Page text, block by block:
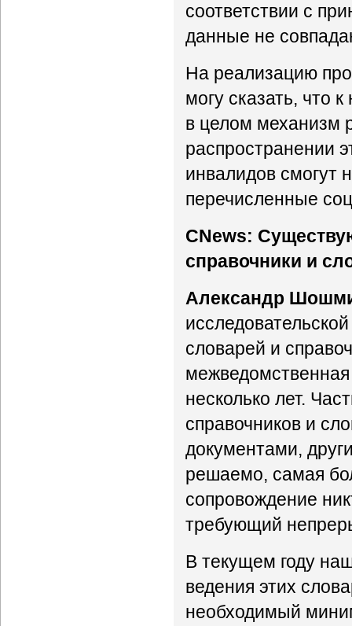
соответствии с
данные не
На реализацию
могу сказать, что
в целом механизм
распространении
инвалидов смогут
перечисленные
CNews:
справочники и
Александр
словарей и
межведомственная
несколько лет.
справочников и
документами,
решаемо, самая
сопровождение
требующий
В текущем году
ведения этих
необходимый